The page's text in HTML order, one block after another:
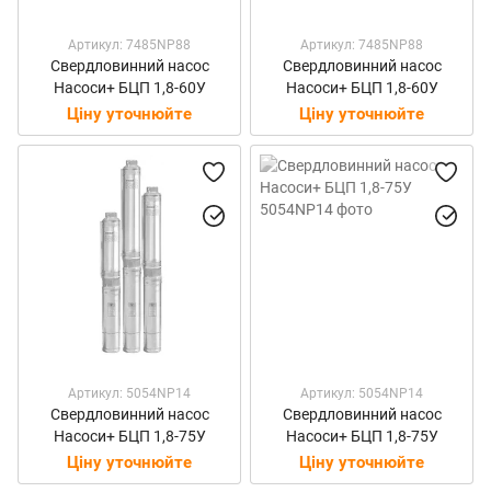
Артикул: 7485NP88
Свердловинний насос
Насоси+ БЦП 1,8-60У
Ціну уточнюйте
Артикул: 7485NP88
Свердловинний насос
Насоси+ БЦП 1,8-60У
Ціну уточнюйте
Артикул: 5054NP14
Свердловинний насос
Насоси+ БЦП 1,8-75У
Ціну уточнюйте
Артикул: 5054NP14
Свердловинний насос
Насоси+ БЦП 1,8-75У
Ціну уточнюйте